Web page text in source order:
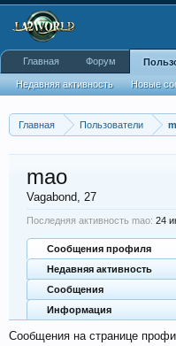
Главная Пользователи
mao
Vagabond, 27
Последняя активность mao: 24
Сообщения профиля
Недавняя активность
Сообщения
Информация
Сообщения на странице
Главная Форум
Недавняя активность Новые